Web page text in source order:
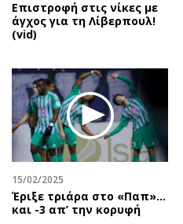
Επιστροφή στις νίκες με
άγχος για τη Λίβερπουλ!
(vid)
15/02/2025
Έριξε τριάρα στο «Παπ»…
και -3 απ’ την κορυφή